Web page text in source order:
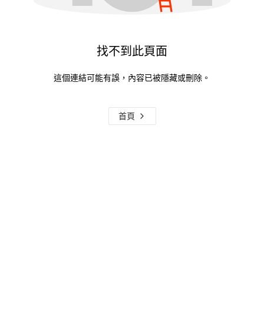
找不到此頁面
這個連結可能有誤，內容已被隱藏或刪除。
首頁